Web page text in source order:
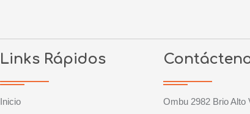
Links Rápidos
Inicio
Ombu 2982 Brio Alto